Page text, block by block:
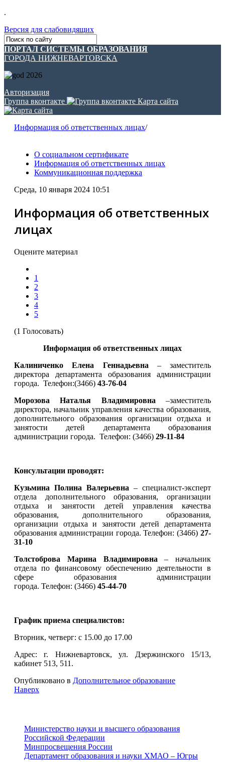
.
Версия для слабовидящих
ПОРТАЛ СИСТЕМЫ ОБРАЗОВАНИЯ
ГОРОДА НИЖНЕВАРТОВСКА
Авторизация
Группа вконтакте
Карта сайта
Информация об ответственных лицах/
О социальном сертификате
Информация об ответственных лицах
Коммуникационная поддержка
Среда, 10 января 2024 10:51
Информация об ответственных
лицах
Оцените материал
1
2
3
4
5
(1 Голосовать)
Информация об ответственных лицах
Калиниченко Елена Геннадьевна – заместитель
директора департамента образования администрации
города. Телефон:(3466) 43-76-04
Морозова Наталья Владимировна –заместитель
директора, начальник управления качества образования,
дополнительного образования организации отдыха и
занятости детей департамента образования
администрации города. Телефон: (3466) 29-11-84
Консультации проводят:
Кузьмина Полина Валерьевна – специалист-эксперт
отдела дополнительного образования, организации
отдыха и занятости детей управления качества
образования, дополнительного образования,
организации отдыха и занятости детей департамента
образования администрации города.Телефон:(3466)27-
31-10
Толстоброва Марина Владимировна – начальник
отдела по финансовому обеспечению деятельности в
сфере образования администрации
города. Телефон: (3466) 45-44-70
График приема специалистов:
Вторник, четверг: с 15.00 до 17.00
Адрес:г. Нижневартовск, ул. Дзержинского 15/13,
кабинет 513, 511.
Опубликовано в Дополнительное образование
Наверх
Министерство науки и высшего образования
Российской Федерации
Минпросвещения России
Департамент образования и науки ХМАО – Югры